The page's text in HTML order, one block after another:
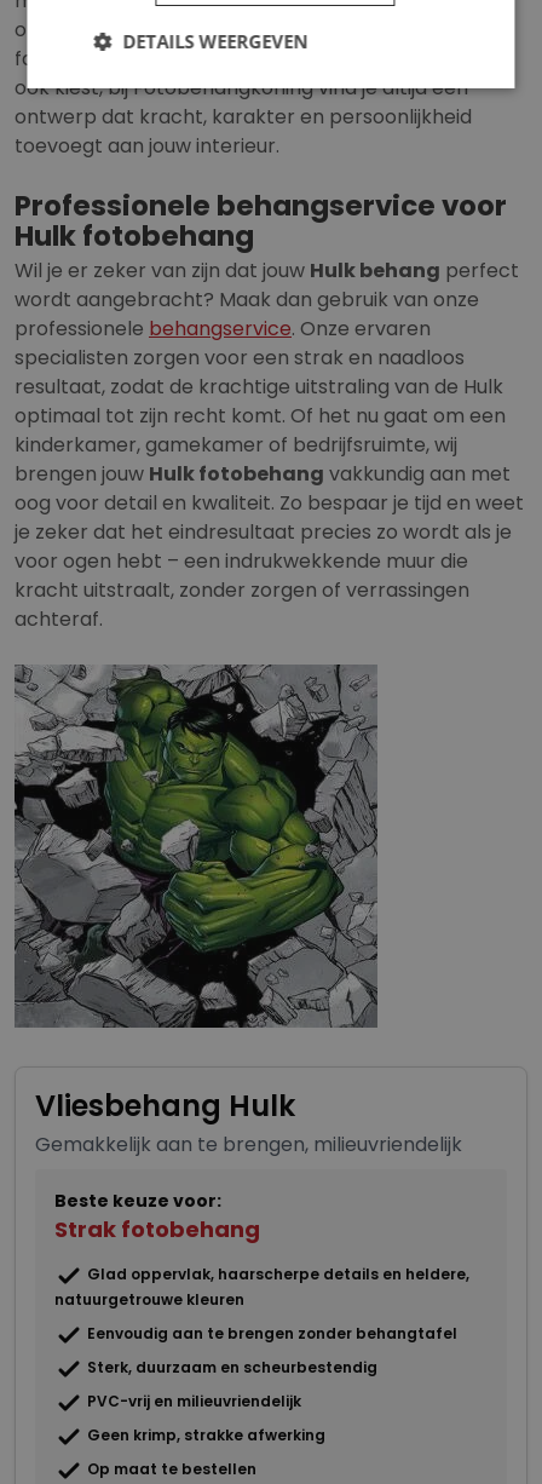
ontdek onze vrolijkeDisney collecties
fantasie en avontuur voor jong en oud. Welke stijl je
ook kiest, bij Fotobehangkoning vind je altijd een
ontwerp dat kracht, karakter en persoonlijkheid
toevoegt aan jouw interieur.
Professionele behangservice voor
Hulk fotobehang
Wil je er zeker van zijn dat jouw Hulk behang perfect
wordt aangebracht? Maak dan gebruik van onze
professionele behangservice. Onze ervaren
specialisten zorgen voor een strak en naadloos
resultaat, zodat de krachtige uitstraling van de Hulk
optimaal tot zijn recht komt. Of het nu gaat om een
kinderkamer, gamekamer of bedrijfsruimte, wij
brengen jouw Hulk fotobehang vakkundig aan met
oog voor detail en kwaliteit. Zo bespaar je tijd en weet
je zeker dat het eindresultaat precies zo wordt als je
voor ogen hebt – een indrukwekkende muur die
kracht uitstraalt, zonder zorgen of verrassingen
achteraf.
Vliesbehang Hulk
Gemakkelijk aan te brengen, milieuvriendelijk
Beste keuze voor:
Strak fotobehang
Glad oppervlak, haarscherpe details en heldere,
natuurgetrouwe kleuren
Eenvoudig aan te brengen zonder behangtafel
Sterk, duurzaam en scheurbestendig
PVC-vrij en milieuvriendelijk
Geen krimp, strakke afwerking
Op maat te bestellen
DETAILS WEERGEVEN